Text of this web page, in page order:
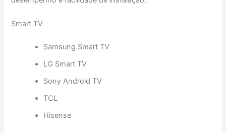
Smart TV
Samsung Smart TV
LG Smart TV
Sony Android TV
TCL
Hisense